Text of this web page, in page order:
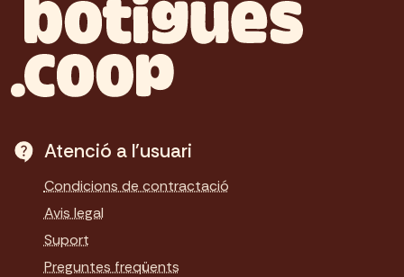
Atenció a l'usuari
Condicions de contractació
Avis legal
Suport
Preguntes freqüents